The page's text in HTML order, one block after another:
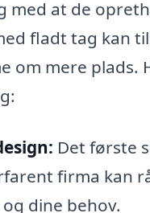
med at de
fladt tag kan
om mere
Det første
firma kan
dine behov.